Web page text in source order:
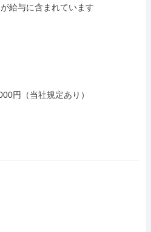
給与に含まれています
円（当社規定あり）